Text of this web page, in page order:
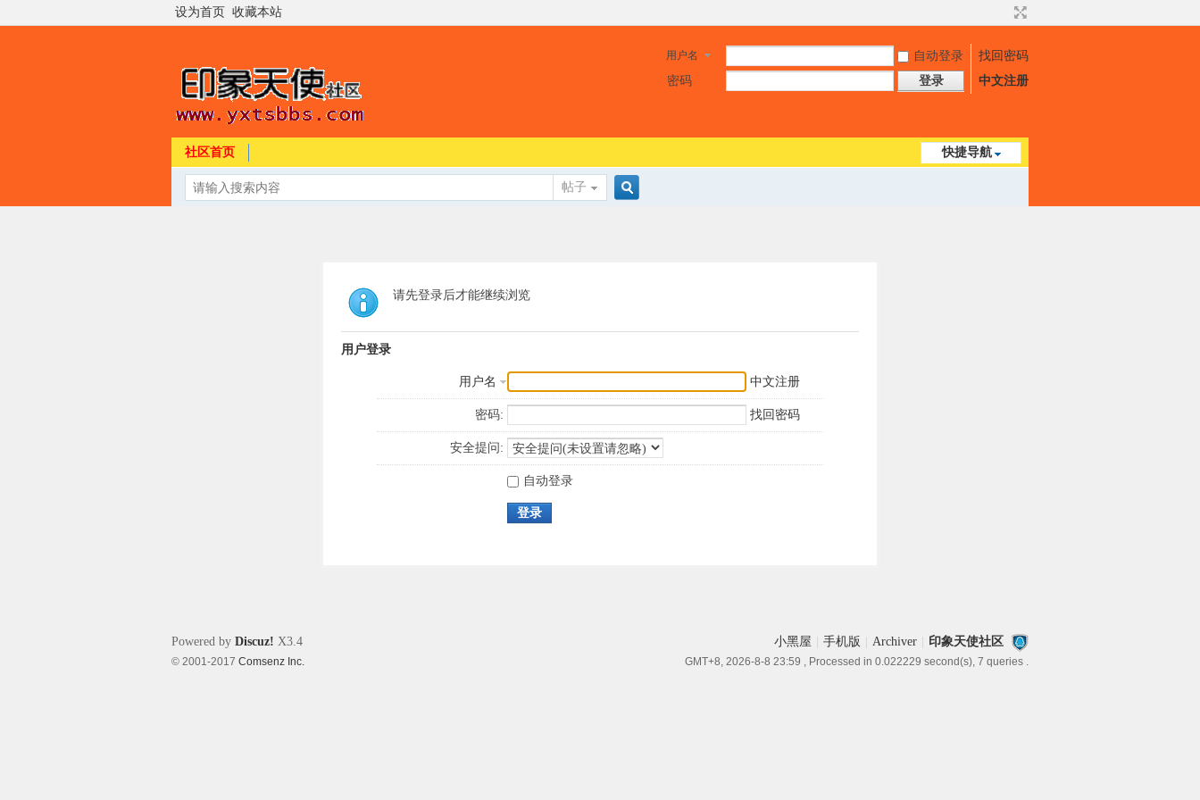
设为首页 收藏本站
用户名 自动登录
找回密码
密码
登录 中文注册
快捷导航
社区首页
帖子
请先登录后才能继续浏览
用户登录
用户名 中文注册
密码: 找回密码
安全提问:
自动登录
登录
小黑屋 手机版 Archiver 印象天使社区
GMT+8, 2026-8-8 23:59 , Processed in 0.022229 second(s), 7 queries .
Powered by Discuz! X3.4
© 2001-2017 Comsenz Inc.